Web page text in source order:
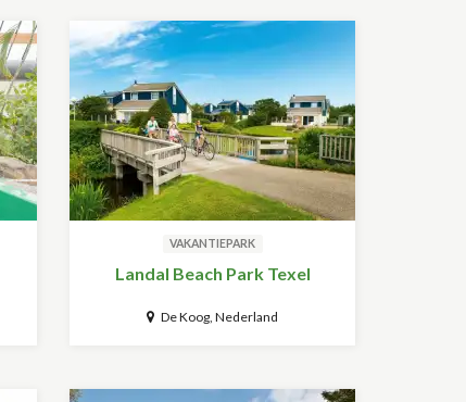
VAKANTIEPARK
Landal Beach Park Texel
De Koog, Nederland